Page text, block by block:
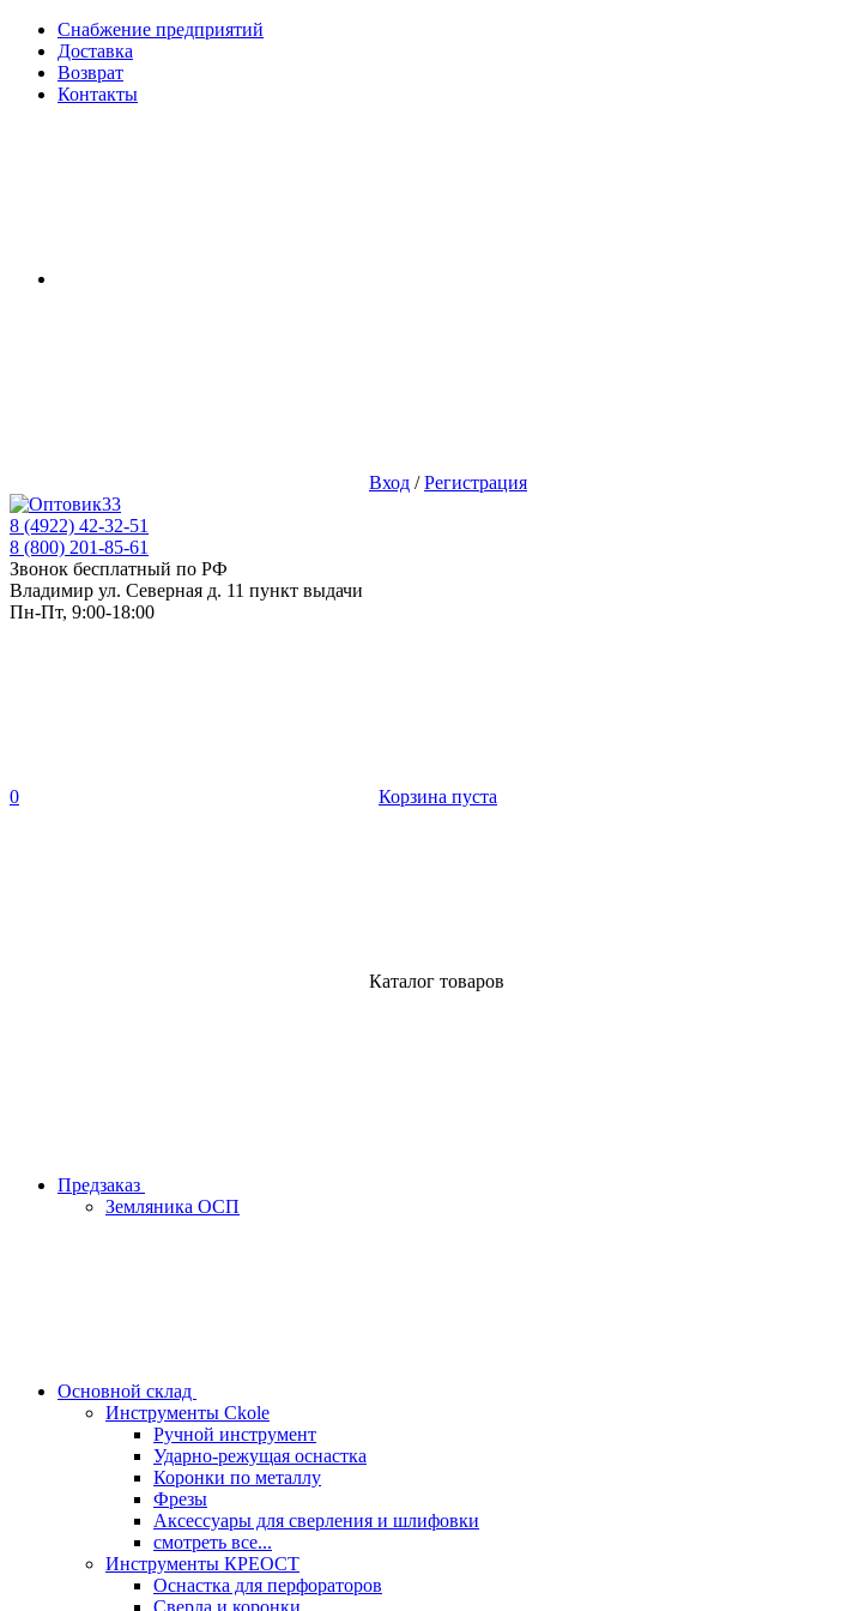
Снабжение предприятий
Доставка
Возврат
Контакты
Вход /Регистрация
8 (4922) 42-32-51
8 (800) 201-85-61
Звонок бесплатный по РФ
Владимир ул. Северная д. 11 пункт выдачи
Пн-Пт, 9:00-18:00
0 Корзина пуста
Каталог товаров
Предзаказ
Земляника ОСП
Основной склад
Инструменты Ckole
Ручной инструмент
Ударно‑режущая оснастка
Коронки по металлу
Фрезы
Аксессуары для сверления и шлифовки
смотреть все...
Инструменты КРЕОСТ
Оснастка для перфораторов
Сверла и коронки